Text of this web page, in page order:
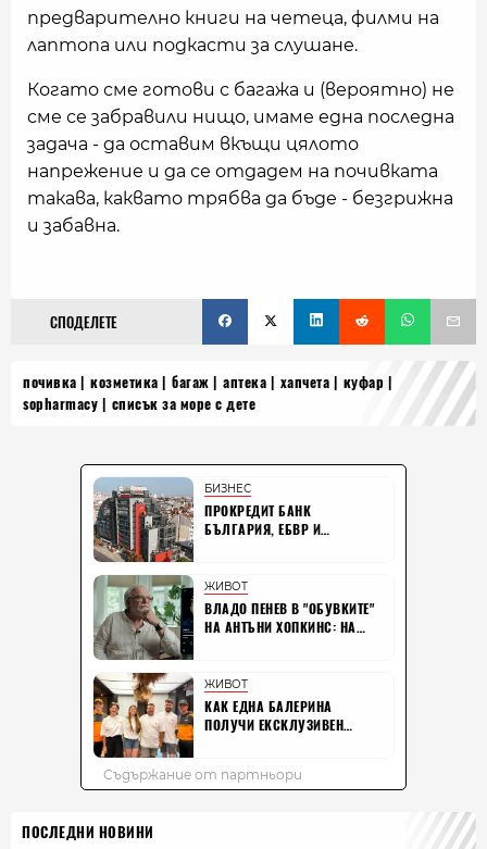
предварително книги на четеца, филми на
лаптопа или подкасти за слушане.
Когато сме готови с багажа и (вероятно) не
сме се забравили нищо, имаме една последна
задача - да оставим вкъщи цялото
напрежение и да се отдадем на почивката
такава, каквато трябва да бъде - безгрижна
и забавна.
СПОДЕЛЕТЕ
почивка козметика багаж аптека хапчета
куфар
sopharmacy
списък за море с дете
ПОСЛЕДНИ НОВИНИ